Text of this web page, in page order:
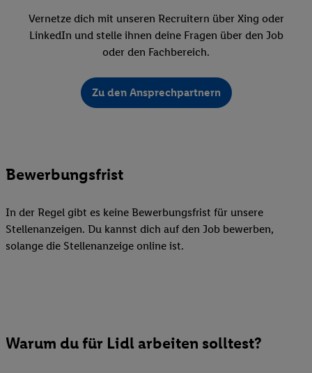
Vernetze dich mit unseren Recruitern über Xing oder
LinkedIn und stelle ihnen deine Fragen über den Job
oder den Fachbereich.
Zu den Ansprechpartnern
Bewerbungsfrist
In der Regel gibt es keine Bewerbungsfrist für unsere
Stellenanzeigen. Du kannst dich auf den Job bewerben,
solange die Stellenanzeige online ist.
Warum du für Lidl arbeiten solltest?